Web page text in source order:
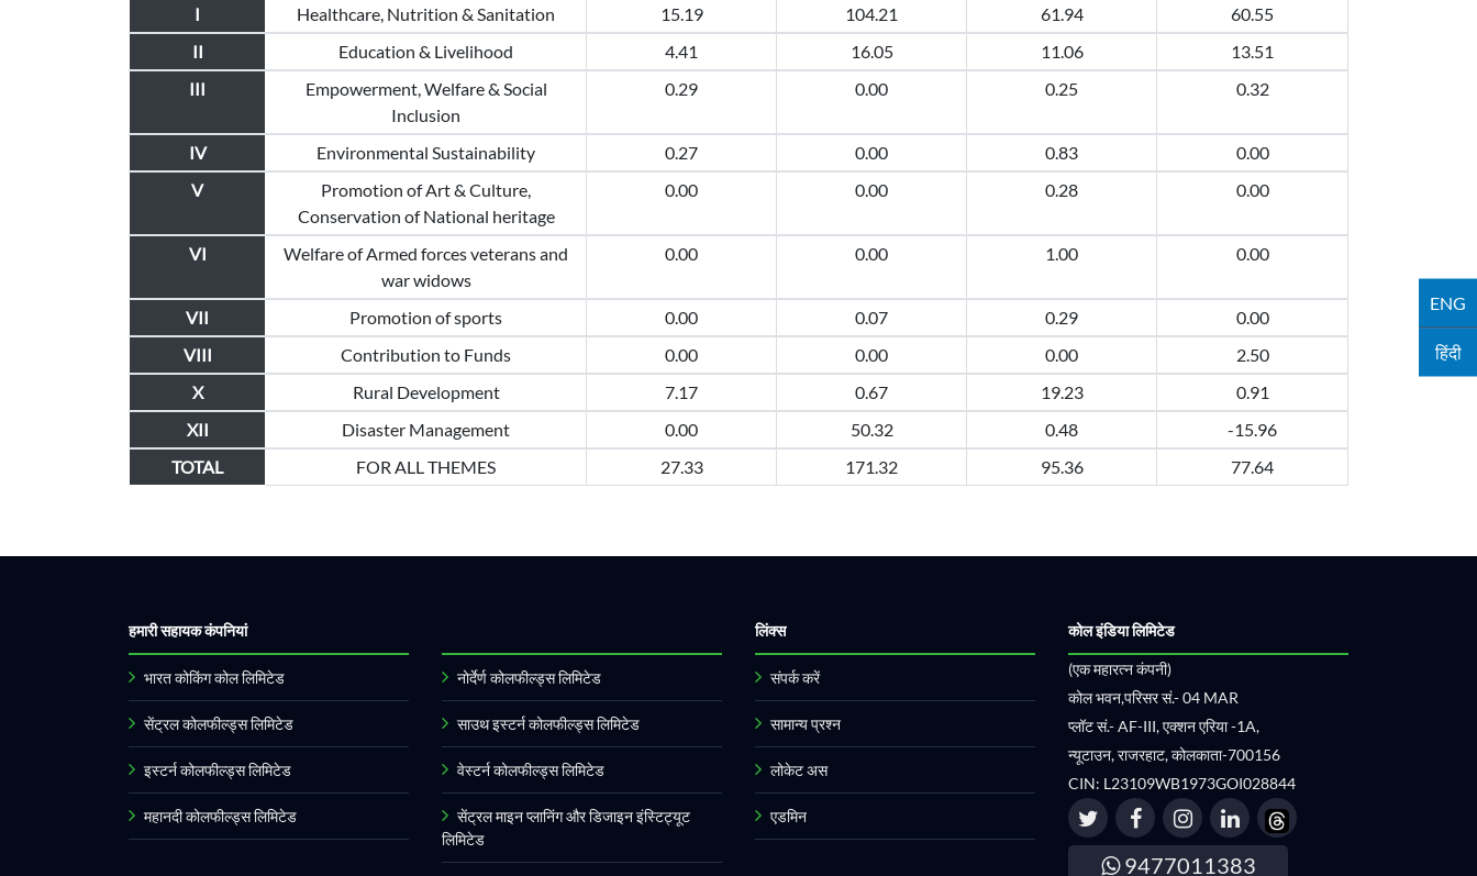
ENG
हिंदी
I
Healthcare, Nutrition & Sanitation 15.19 104.21 61.94
60.55
II
Education & Livelihood 4.41 16.05 11.06
13.51
III
Empowerment, Welfare & Social
Inclusion
0.29 0.00 0.25 0.32
IV Environmental Sustainability 0.27 0.00 0.83
0.00
V
Promotion of Art & Culture,
Conservation of National heritage
0.00 0.00 0.28 0.00
VI
Welfare of Armed forces veterans and
war widows
0.00 0.00 1.00 0.00
VII Promotion of sports 0.00 0.07 0.29
0.00
VIII
Contribution to Funds 0.00 0.00 0.00
2.50
X
Rural Development 7.17 0.67 19.23
0.91
XII
Disaster Management 0.00 50.32 0.48
-15.96
TOTAL
FOR ALL THEMES 27.33 171.32 95.36 77.64
हमारी सहायक कंपनियां
भारत कोकिंग कोल लिमिटेड
सेंट्रल कोलफील्ड्स लिमिटेड
इस्टर्न कोलफील्ड्स लिमिटेड
महानदी कोलफील्ड्स लिमिटेड
नोर्देर्ण कोलफील्ड्स लिमिटेड
साउथ इस्टर्न कोलफील्ड्स लिमिटेड
वेस्टर्न कोलफील्ड्स लिमिटेड
सेंट्रल माइन प्लानिंग और डिजाइन इंस्टिट्यूट
लिमिटेड
लिंक्स
संपर्क करें
सामान्य प्रश्न
लोकेट अस
एडमिन
कोल इंडिया लिमिटेड
(एक महारत्न कंपनी)
कोल भवन,परिसर सं.- 04 MAR
प्लॉट सं.- AF-III, एक्शन एरिया -1A,
न्यूटाउन, राजरहाट, कोलकाता-700156
CIN: L23109WB1973GOI028844
9477011383